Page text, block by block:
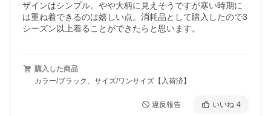
ザインはシンプル。やや大柄に見えそうですが寒い時期に
は重ね着できるのは嬉しい点。消耗品として購入したので3
シーズン以上着ることができたらと思います。
購入した商品
カラー/ブラック、サイズ/ワンサイズ【入荷済】
違反報告 いいね 4